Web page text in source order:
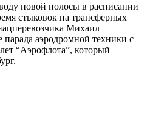
новой полосы в расписании
стыковок на трансферных
Михаил
аэродромной техники с
“Аэрофлота”, который